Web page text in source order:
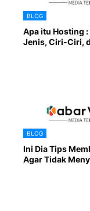
BLOG
Apa itu Hosting
Jenis, Ciri-Ciri,
BLOG
Ini Dia Tips
Agar Tidak